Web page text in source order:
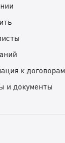
к договорам
и документы